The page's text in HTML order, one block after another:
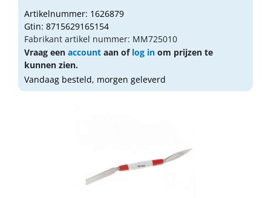
Artikelnummer: 1626879
Gtin: 8715629165154
Fabrikant artikel nummer: MM725010
Vraag een account aan of log in om prijzen te
kunnen zien.
Vandaag besteld, morgen geleverd